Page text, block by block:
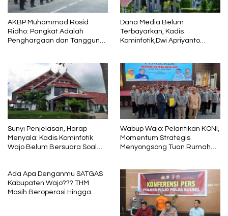
AKBP Muhammad Rosid
Ridho: Pangkat Adalah
Penghargaan dan Tanggung
Dana Media Belum
Terbayarkan, Kadis
Kominfotik,Dwi Apriyanto
Sunyi Penjelasan, Harap
Menyala: Kadis Kominfotik
Wajo Belum Bersuara Soal
Wabup Wajo: Pelantikan KONI,
Momentum Strategis
Menyongsong Tuan Rumah
Ada Apa Denganmu SATGAS
Kabupaten Wajo??? THM
Masih Beroperasi Hingga